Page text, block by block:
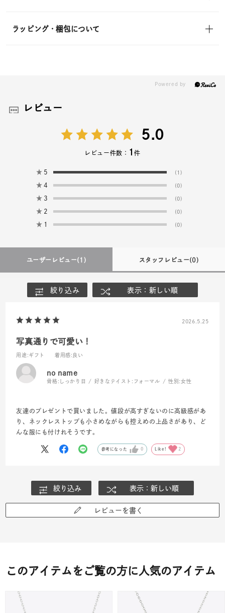
ラッピング・梱包について
レビュー
5.0
レビュー件数： 1件
★ 5 (1)
★ 4 (0)
★ 3 (0)
★ 2 (0)
★ 1 (0)
ユーザーレビュー(1) スタッフレビュー(0)
絞り込み 表示：新しい順
2026.5.25
写真通りで可愛い！
用途 :ギフト 着用感 :良い
no name
骨格: しっかり目 好きなテイスト: フォーマル 性別:女性
友達のプレゼントで買いました。値段が高すぎないのに高級感があ
り、ネックレストップも小さめながらも控えめの上品さがあり、ど
んな服にも付けれそうです。
参考になった 0 Like! 2
絞り込み 表示：新しい順
レビューを書く
このアイテムをご覧の方に人気のアイテム